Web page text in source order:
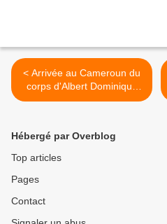
< Arrivée au Cameroun du
corps d'Albert Dominique
Ebossé Bodjongo
Hébergé par Overblog
Top articles
Pages
Contact